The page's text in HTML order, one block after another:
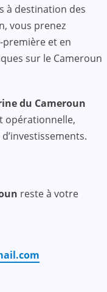
à destination des
vous prenez
première et en
sur le Cameroun
du Cameroun
opérationnelle,
reste à votre